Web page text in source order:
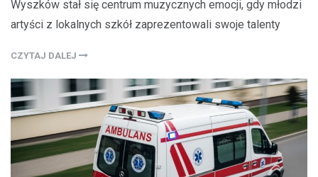
Wyszków stał się centrum muzycznych emocji, gdy młodzi
artyści z lokalnych szkół zaprezentowali swoje talenty
CZYTAJ DALEJ